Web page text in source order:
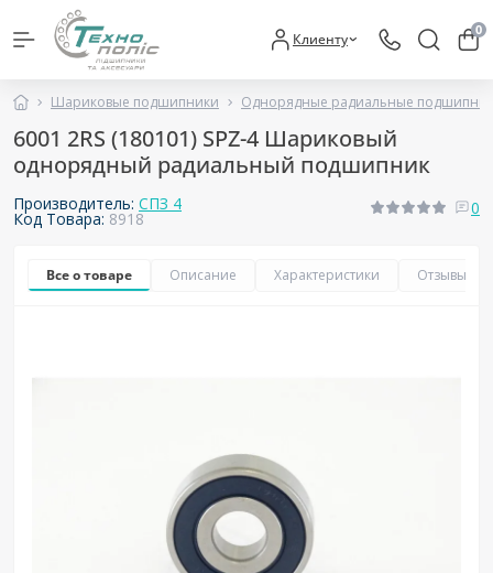
Клиенту 0
Шариковые подшипники Однорядные радиальные
6001 2RS (180101) SPZ-4 Шариковый
однорядный радиальный подшипник
Производитель: СПЗ 4
Код Товара: 8918
0
Все о товаре Описание Характеристики Отзывы